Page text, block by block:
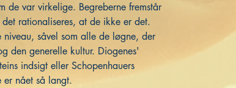
de var virkelige. Begreberne fremstår
rationaliseres, at de ikke er det.
såvel som alle de løgne, der
den generelle kultur. Diogenes'
indsigt eller Schopenhauers
er nået så langt.